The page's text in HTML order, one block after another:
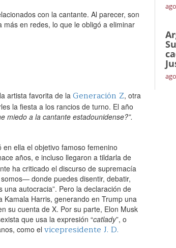
con la cantante. Al parecer, son
en redes, lo que le obligó a eliminar
artista favorita de la Generación Z, otra
la fiesta a los rancios de turno. El año
miedo a la cantante estadounidense?”.
en ella el objetivo famoso femenino
años, e incluso llegaron a tildarla de
ha criticado el discurso de supremacía
donde puedes disentir, debatir,
autocracia”. Pero la declaración de
Harris, generando en Trump una
su cuenta de X. Por su parte, Elon Musk
que usa la expresión “catlady”, o
como el vicepresidente J. D.